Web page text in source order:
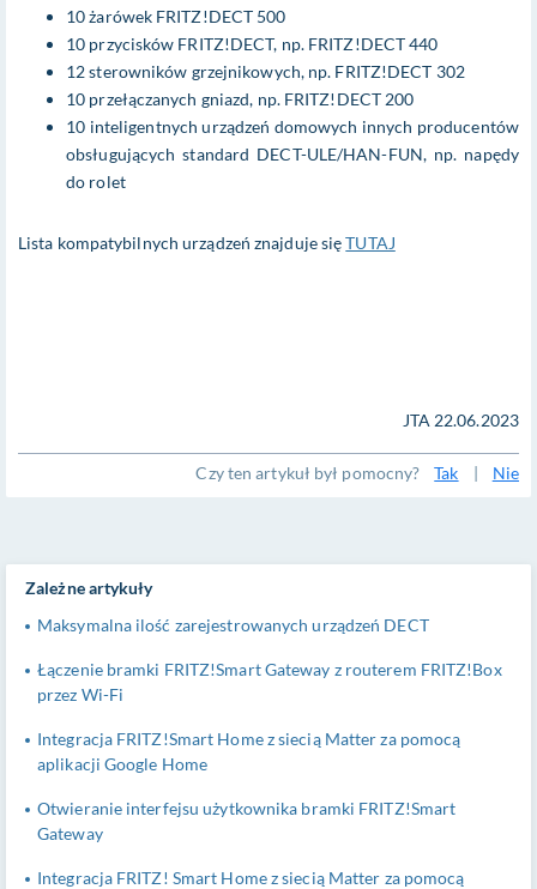
10 żarówek FRITZ!DECT 500
10 przycisków FRITZ!DECT, np. FRITZ!DECT 440
12 sterowników grzejnikowych, np. FRITZ!DECT 302
10 przełączanych gniazd, np. FRITZ!DECT 200
10 inteligentnych urządzeń domowych innych producentów
obsługujących standard DECT-ULE/HAN-FUN, np. napędy
do rolet
Lista kompatybilnych urządzeń znajduje sięTUTAJ
JTA 22.06.2023
Czy ten artykuł był pomocny? Tak | Nie
Zależne artykuły
Maksymalna ilość zarejestrowanych urządzeń DECT
Łączenie bramki FRITZ!Smart Gateway z routerem FRITZ!Box
przez Wi-Fi
Integracja FRITZ!Smart Home z siecią Matter za pomocą
aplikacji Google Home
Otwieranie interfejsu użytkownika bramki FRITZ!Smart
Gateway
Integracja FRITZ! Smart Home z siecią Matter za pomocą